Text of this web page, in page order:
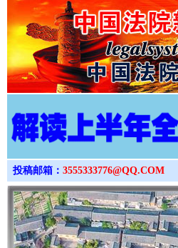
投稿邮箱： 3555333776@QQ.COM